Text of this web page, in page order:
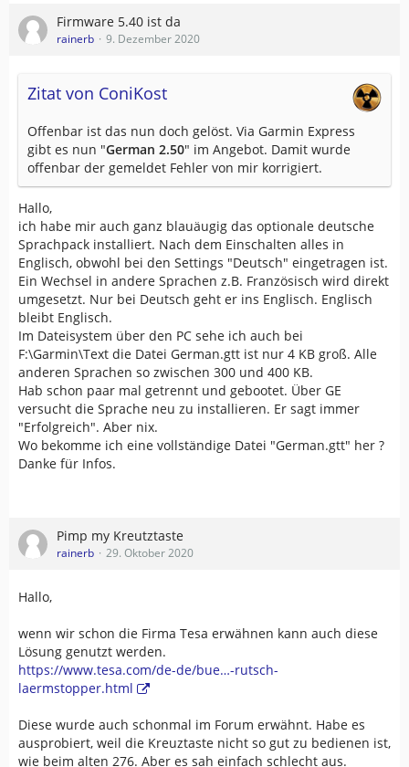
Firmware 5.40 ist da
rainerb 9. Dezember 2020
Zitat von ConiKost
Offenbar ist das nun doch gelöst. Via Garmin Express
gibt es nun "German 2.50" im Angebot. Damit wurde
offenbar der gemeldet Fehler von mir korrigiert.
Hallo,
ich habe mir auch ganz blauäugig das optionale deutsche
Sprachpack installiert. Nach dem Einschalten alles in
Englisch, obwohl bei den Settings "Deutsch" eingetragen ist.
Ein Wechsel in andere Sprachen z.B. Französisch wird direkt
umgesetzt. Nur bei Deutsch geht er ins Englisch. Englisch
bleibt Englisch.
Im Dateisystem über den PC sehe ich auch bei
F:\Garmin\Text die Datei German.gtt ist nur 4 KB groß. Alle
anderen Sprachen so zwischen 300 und 400 KB.
Hab schon paar mal getrennt und gebootet. Über GE
versucht die Sprache neu zu installieren. Er sagt immer
"Erfolgreich". Aber nix.
Wo bekomme ich eine vollständige Datei "German.gtt" her ?
Danke für Infos.
Pimp my Kreutztaste
rainerb 29. Oktober 2020
Hallo,
wenn wir schon die Firma Tesa erwähnen kann auch diese
Lösung genutzt werden.
https://www.tesa.com/de-de/bue…-rutsch-
laermstopper.html
Diese wurde auch schonmal im Forum erwähnt. Habe es
ausprobiert, weil die Kreuztaste nicht so gut zu bedienen ist,
wie beim alten 276. Aber es sah einfach schlecht aus.